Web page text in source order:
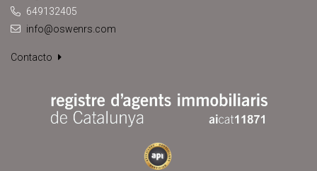
649132405
info@oswenrs.com
Contacto